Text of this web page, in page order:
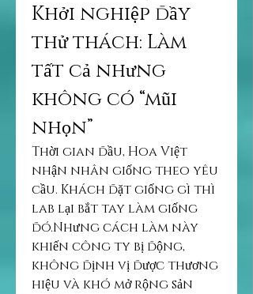
Khởi nghiệp đầy
thử thách: Làm
tất cả nhưng
không có “mũi
nhọn”
Thời gian đầu, Hoa Việt
nhận nhân giống theo yêu
cầu. Khách đặt giống gì thì
lab lại bắt tay làm giống
đó.Nhưng cách làm này
khiến công ty bị động,
không định vị được thương
hiệu và khó mở rộng sản